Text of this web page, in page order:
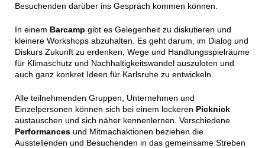
Besuchenden darüber ins Gespräch kommen können.
In einem Barcamp gibt es Gelegenheit zu diskutieren und
kleinere Workshops abzuhalten. Es geht darum, im Dialog und
Diskurs Zukunft zu erdenken, Wege und Handlungsspielräume
für Klimaschutz und Nachhaltigkeitswandel auszuloten und
auch ganz konkret Ideen für Karlsruhe zu entwickeln.
Alle teilnehmenden Gruppen, Unternehmen und
Einzelpersonen können sich bei einem lockeren Picknick
austauschen und sich näher kennenlernen. Verschiedene
Performances und Mitmachaktionen beziehen die
Ausstellenden und Besuchenden in das gemeinsame Streben